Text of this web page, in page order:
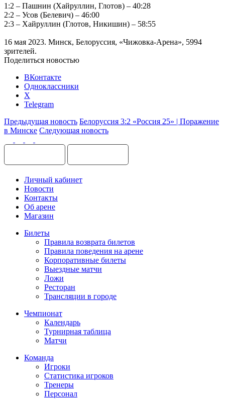
1:2 – Пашнин (Хайруллин, Глотов) – 40:28
2:2 – Усов (Белевич) – 46:00
2:3 – Хайруллин (Глотов, Никишин) – 58:55
16 мая 2023. Минск, Белоруссия, «Чижовка-Арена», 5994
зрителей.
Поделиться новостью
ВКонтакте
Одноклассники
X
Telegram
Предыдущая новость Белоруссия 3:2 «Россия 25» | Поражение
в Минске Следующая новость
Личный кабинет
Новости
Контакты
Об арене
Магазин
Билеты
Правила возврата билетов
Правила поведения на арене
Корпоративные билеты
Выездные матчи
Ложи
Ресторан
Трансляции в городе
Чемпионат
Календарь
Турнирная таблица
Матчи
Команда
Игроки
Статистика игроков
Тренеры
Персонал